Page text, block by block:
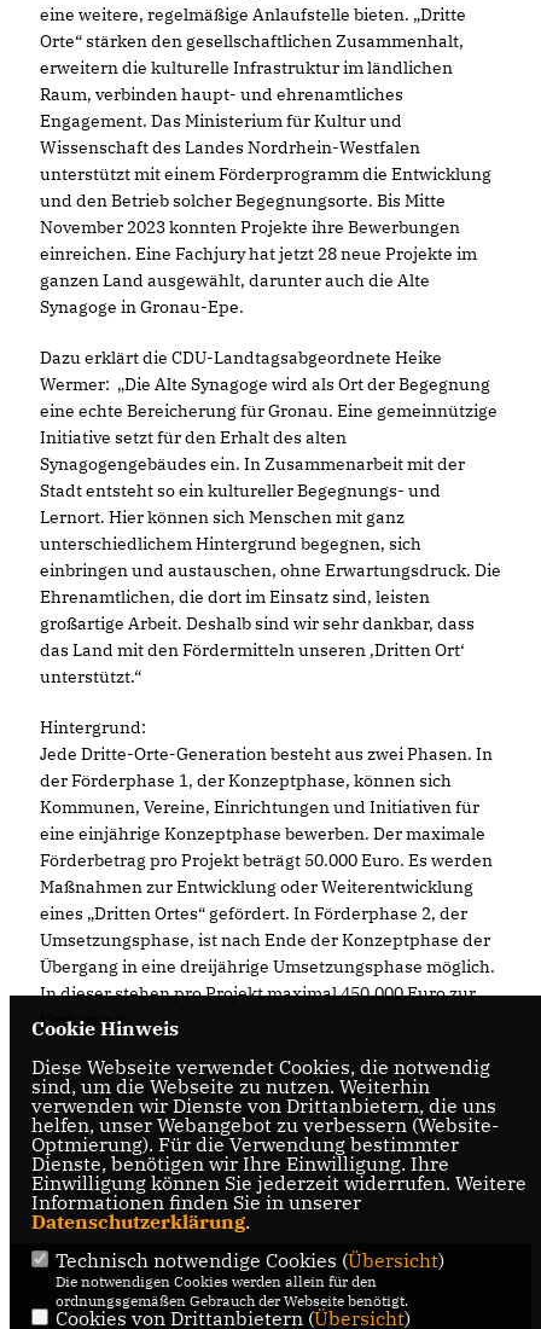
eine weitere, regelmäßige Anlaufstelle bieten. „Dritte
Orte“ stärken den gesellschaftlichen Zusammenhalt,
erweitern die kulturelle Infrastruktur im ländlichen
Raum, verbinden haupt-​ und ehrenamtliches
Engagement. Das Ministerium für Kultur und
Wissenschaft des Landes Nordrhein-Westfalen
unterstützt mit einem Förderprogramm die Entwicklung
und den Betrieb solcher Begegnungsorte. Bis Mitte
November 2023 konnten Projekte ihre Bewerbungen
einreichen. Eine Fachjury hat jetzt 28 neue Projekte im
ganzen Land ausgewählt, darunter auch die Alte
Synagoge in Gronau-Epe.
Dazu erklärt die CDU-Landtagsabgeordnete Heike
Wermer: „Die Alte Synagoge wird als Ort der Begegnung
eine echte Bereicherung für Gronau. Eine gemeinnützige
Initiative setzt für den Erhalt des alten
Synagogengebäudes ein. In Zusammenarbeit mit der
Stadt entsteht so ein kultureller Begegnungs- und
Lernort. Hier können sich Menschen mit ganz
unterschiedlichem Hintergrund begegnen, sich
einbringen und austauschen, ohne Erwartungsdruck. Die
Ehrenamtlichen, die dort im Einsatz sind, leisten
großartige Arbeit. Deshalb sind wir sehr dankbar, dass
das Land mit den Fördermitteln unseren ,Dritten Ort‘
unterstützt.“
Hintergrund:
Jede Dritte-Orte-Generation besteht aus zwei Phasen. In
der Förderphase 1, der Konzeptphase, können sich
Kommunen, Vereine, Einrichtungen und Initiativen für
eine einjährige Konzeptphase bewerben. Der maximale
Förderbetrag pro Projekt beträgt 50.000 Euro. Es werden
Maßnahmen zur Entwicklung oder Weiterentwicklung
eines „Dritten Ortes“ gefördert. In Förderphase 2, der
Umsetzungsphase, ist nach Ende der Konzeptphase der
Übergang in eine dreijährige Umsetzungsphase möglich.
In dieser stehen pro Projekt maximal 450.000 Euro zur
Verfügung.
22.01.2024, 13:39 Uhr
Cookie Hinweis
Diese Webseite verwendet Cookies, die notwendig
sind, um die Webseite zu nutzen. Weiterhin
verwenden wir Dienste von Drittanbietern, die uns
helfen, unser Webangebot zu verbessern (Website-
Optmierung). Für die Verwendung bestimmter
Dienste, benötigen wir Ihre Einwilligung. Ihre
Einwilligung können Sie jederzeit widerrufen. Weitere
Informationen finden Sie in unserer
Datenschutzerklärung.
Technisch notwendige Cookies (Übersicht)
Die notwendigen Cookies werden allein für den
ordnungsgemäßen Gebrauch der Webseite benötigt.
Cookies von Drittanbietern (Übersicht)